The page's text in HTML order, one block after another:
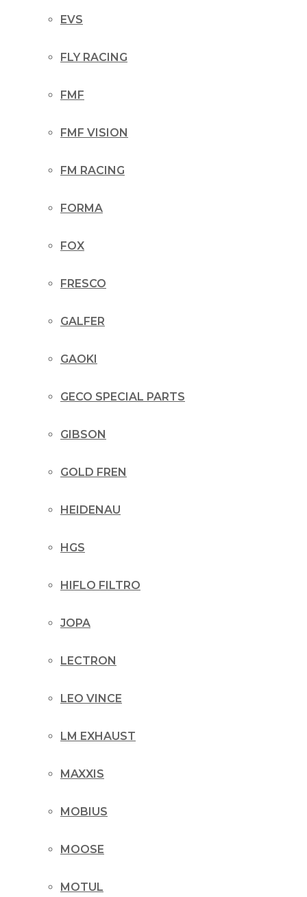
EVS
FLY RACING
FMF
FMF VISION
FM RACING
FORMA
FOX
FRESCO
GALFER
GAOKI
GECO SPECIAL PARTS
GIBSON
GOLD FREN
HEIDENAU
HGS
HIFLO FILTRO
JOPA
LECTRON
LEO VINCE
LM EXHAUST
MAXXIS
MOBIUS
MOOSE
MOTUL